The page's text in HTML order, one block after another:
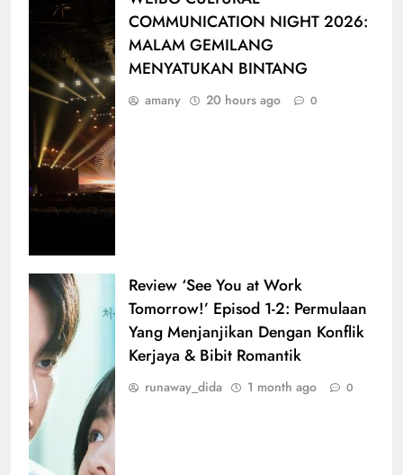
COMMUNICATION NIGHT 2026:
MALAM GEMILANG
MENYATUKAN BINTANG
amany 20 hours ago 0
Review ‘See You at Work
Tomorrow!’ Episod 1-2: Permulaan
Yang Menjanjikan Dengan Konflik
Kerjaya & Bibit Romantik
runaway_dida 1 month ago 0